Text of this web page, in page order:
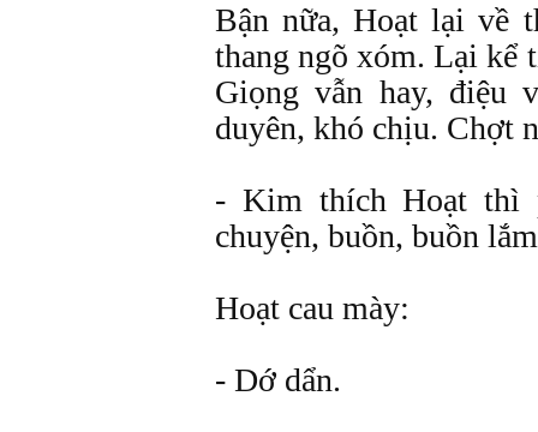
Bận nữa, Hoạt lại về
thang ngõ xóm. Lại kể
Giọng vẫn hay, điệu
duyên, khó chịu. Chợt
- Kim thích Hoạt thì
chuyện, buồn, buồn
Hoạt cau mày:
- Dớ dẩn.